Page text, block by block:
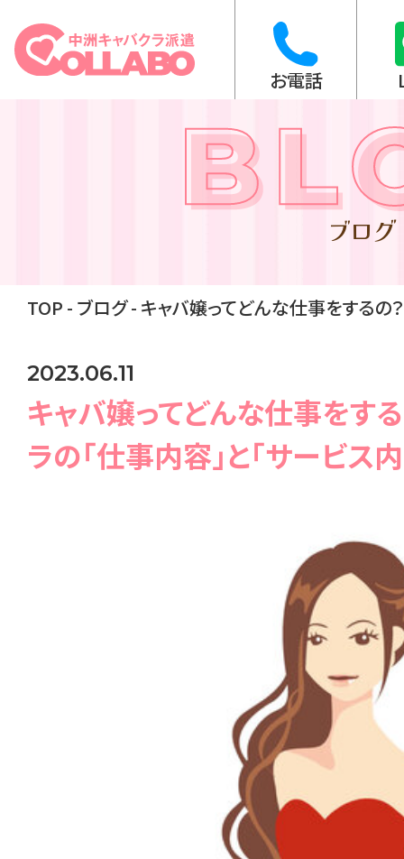
お電話
ブログ
TOP ブログ キャバ嬢ってどんな仕事をするの
2023.06.11
キャバ嬢ってどんな仕事をす
ラの「仕事内容」と「サービス